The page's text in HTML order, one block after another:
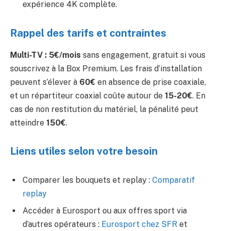
expérience 4K complète.
Rappel des tarifs et contraintes
Multi-TV : 5€/mois sans engagement, gratuit si vous
souscrivez à la Box Premium. Les frais d’installation
peuvent s’élever à 60€ en absence de prise coaxiale,
et un répartiteur coaxial coûte autour de 15-20€. En
cas de non restitution du matériel, la pénalité peut
atteindre 150€.
Liens utiles selon votre besoin
Comparer les bouquets et replay : Comparatif
replay
Accéder à Eurosport ou aux offres sport via
d’autres opérateurs : Eurosport chez SFR et